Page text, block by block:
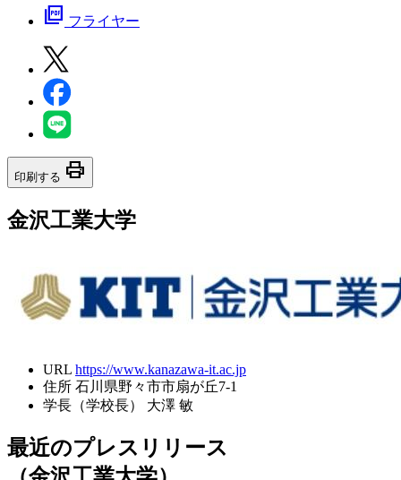
picture_as_pdf フライヤー
印刷する print
金沢工業大学
URL https://www.kanazawa-it.ac.jp
住所 石川県野々市市扇が丘7-1
学長（学校長）
大澤 敏
最近のプレスリリース